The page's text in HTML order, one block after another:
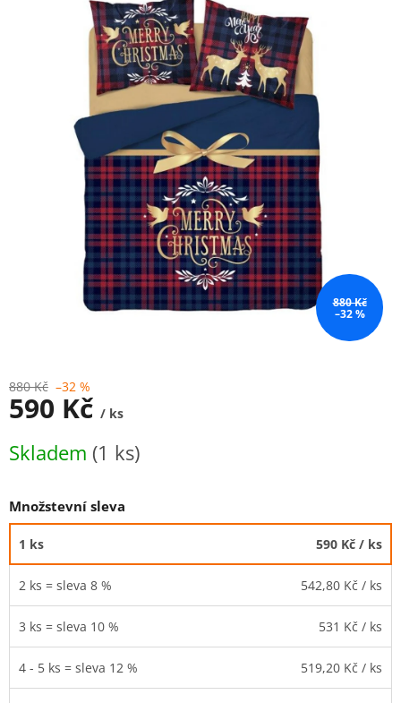
880 Kč
–32 %
880 Kč –32 %
590 Kč / ks
cena:
Skladem (1 ks)
Množstevní sleva
1 ks 590 Kč / ks
2 ks = sleva 8 % 542,80 Kč / ks
3 ks = sleva 10 % 531 Kč / ks
4 - 5 ks = sleva 12 % 519,20 Kč / ks